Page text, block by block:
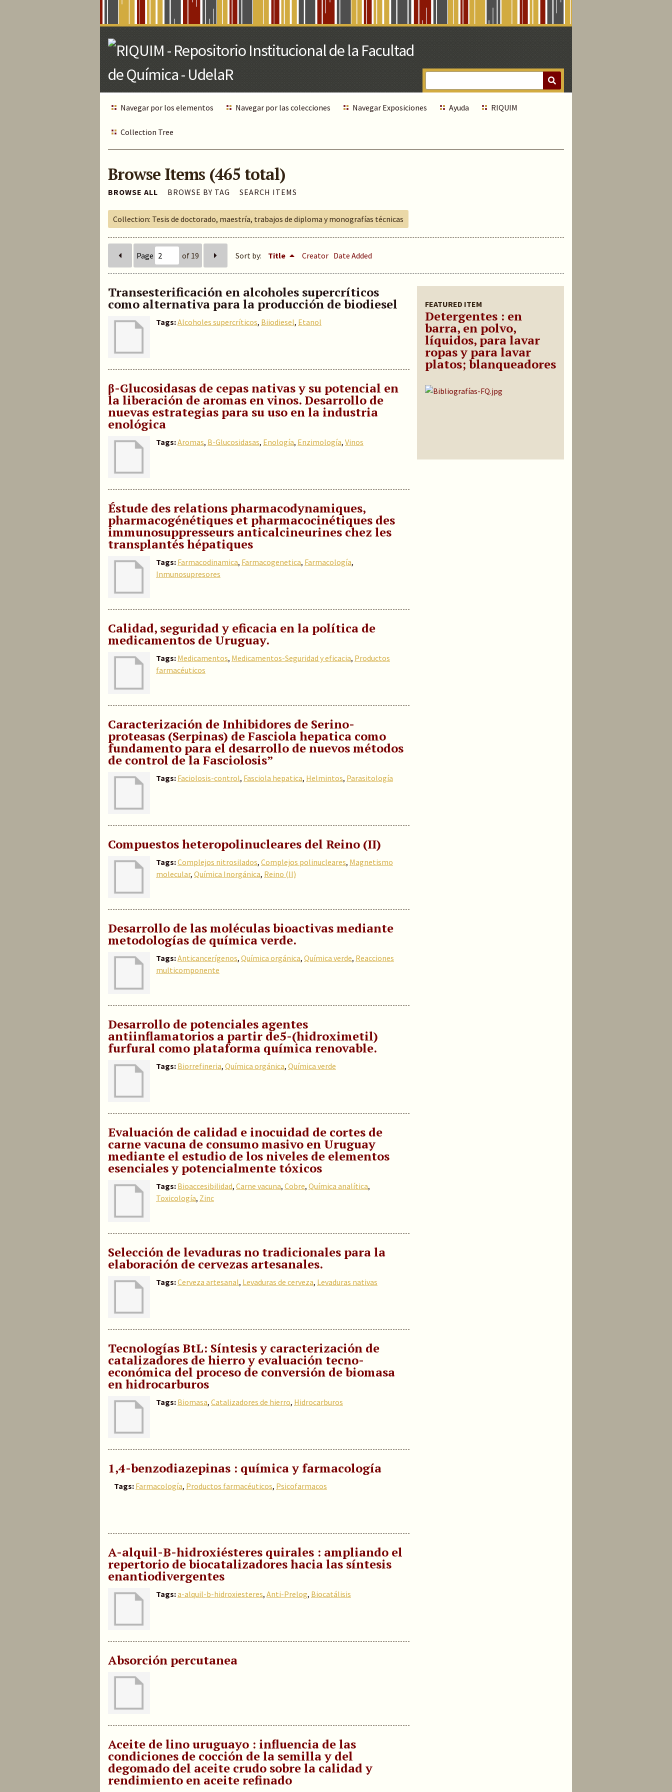
Navegar por los elementos Navegar por las colecciones Navegar Exposiciones Ayuda RIQUIM
Collection Tree
Browse Items (465 total)
BROWSE ALL BROWSE BY TAG SEARCH ITEMS
Collection: Tesis de doctorado, maestría, trabajos de diploma y monografías técnicas
Page of 19 Sort by: Title Creator Date Added
FEATURED ITEM
Detergentes : en
barra, en polvo,
líquidos, para lavar
ropas y para lavar
platos; blanqueadores
Transesterificación en alcoholes supercríticos
como alternativa para la producción de biodiesel
Tags:Alcoholes supercríticos, Biiodiesel, Etanol
β-Glucosidasas de cepas nativas y su potencial en
la liberación de aromas en vinos. Desarrollo de
nuevas estrategias para su uso en la industria
enológica
Tags:Aromas, B-Glucosidasas, Enología, Enzimología, Vinos
Éstude des relations pharmacodynamiques,
pharmacogénétiques et pharmacocinétiques des
immunosuppresseurs anticalcineurines chez les
transplantés hépatiques
Tags: Farmacodinamica, Farmacogenetica, Farmacología,
Inmunosupresores
Calidad, seguridad y eficacia en la política de
medicamentos de Uruguay.
Tags: Medicamentos, Medicamentos-Seguridad y eficacia, Productos
farmacéuticos
Caracterización de Inhibidores de Serino-
proteasas (Serpinas) de Fasciola hepatica como
fundamento para el desarrollo de nuevos métodos
de control de la Fasciolosis”
Tags: Faciolosis-control, Fasciola hepatica, Helmintos, Parasitología
Compuestos heteropolinucleares del Reino (II)
Tags:Complejos nitrosilados, Complejos polinucleares, Magnetismo
molecular, Química Inorgánica, Reino (II)
Desarrollo de las moléculas bioactivas mediante
metodologías de química verde.
Tags:Anticancerígenos, Química orgánica, Química verde, Reacciones
multicomponente
Desarrollo de potenciales agentes
antiinflamatorios a partir de5-(hidroximetil)
furfural como plataforma química renovable.
Tags: Biorrefineria, Química orgánica, Química verde
Evaluación de calidad e inocuidad de cortes de
carne vacuna de consumo masivo en Uruguay
mediante el estudio de los niveles de elementos
esenciales y potencialmente tóxicos
Tags: Bioaccesibilidad, Carne vacuna, Cobre, Química analítica,
Toxicología, Zinc
Selección de levaduras no tradicionales para la
elaboración de cervezas artesanales.
Tags:Cerveza artesanal, Levaduras de cerveza, Levaduras nativas
Tecnologías BtL: Síntesis y caracterización de
catalizadores de hierro y evaluación tecno-
económica del proceso de conversión de biomasa
en hidrocarburos
Tags: Biomasa, Catalizadores de hierro, Hidrocarburos
1,4-benzodiazepinas : química y farmacología
Tags: Farmacología, Productos farmacéuticos, Psicofarmacos
A-alquil-B-hidroxiésteres quirales : ampliando el
repertorio de biocatalizadores hacia las síntesis
enantiodivergentes
Tags:a-alquil-b-hidroxiesteres, Anti-Prelog, Biocatálisis
Absorción percutanea
Aceite de lino uruguayo : influencia de las
condiciones de cocción de la semilla y del
degomado del aceite crudo sobre la calidad y
rendimiento en aceite refinado